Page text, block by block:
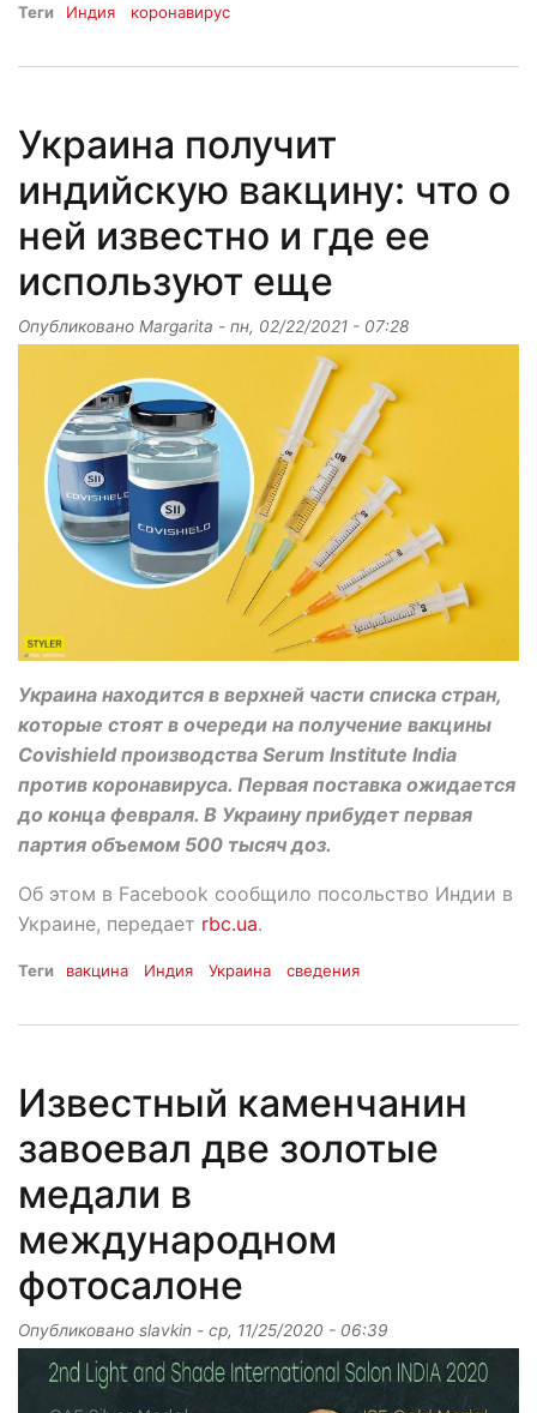
Теги Индия коронавирус
Украина получит
индийскую вакцину: что о
ней известно и где ее
используют еще
Опубликовано Margarita - пн, 02/22/2021 - 07:28
Украина находится в верхней части списка стран,
которые стоят в очереди на получение вакцины
Covishield производства Serum Institute India
против коронавируса. Первая поставка ожидается
до конца февраля. В Украину прибудет первая
партия объемом 500 тысяч доз.
Об этом в Facebook сообщило посольство Индии в
Украине, передает rbc.ua.
Теги вакцина Индия Украина сведения
Известный каменчанин
завоевал две золотые
медали в
международном
фотосалоне
Опубликовано slavkin - ср, 11/25/2020 - 06:39